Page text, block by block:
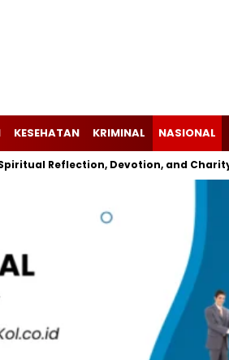
KESEHATAN KRIMINAL NASIONAL
Reflection, Devotion, and Charity